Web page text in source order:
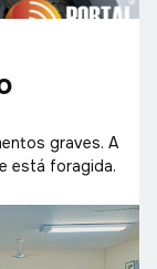
graves. A
está foragida.